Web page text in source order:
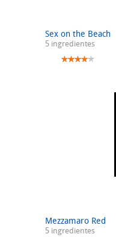
Sex on the Beach
5 ingredientes
Mezzamaro Red
5 ingredientes